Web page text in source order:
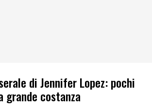
di Jennifer Lopez: pochi
grande costanza